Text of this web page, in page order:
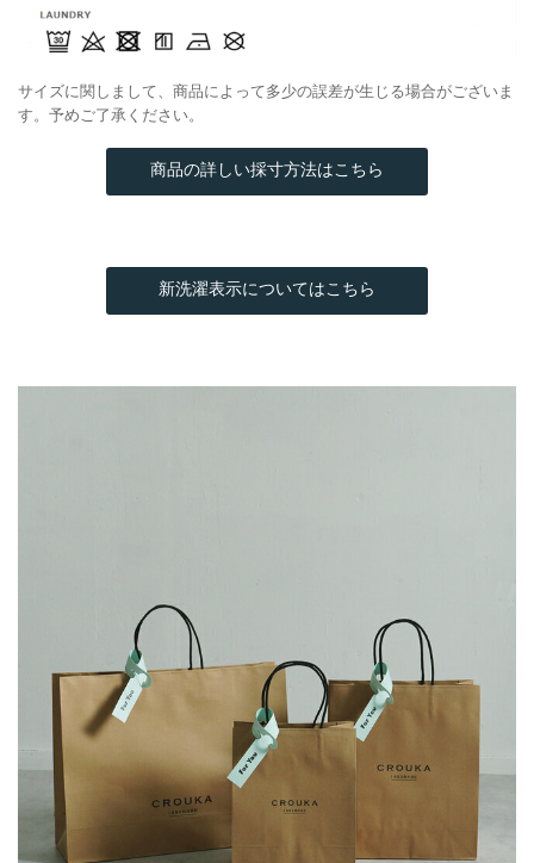
サイズに関しまして、商品によって多少の誤差が生じる場合がございま
す。予めご了承ください。
商品の詳しい採寸方法はこちら
新洗濯表示についてはこちら